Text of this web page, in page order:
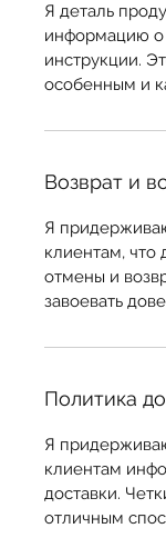
Я деталь
информацию о
инструкции.
особенным и
Возврат и
Я
клиентам, что
отмены и
завоевать
Политика
Я
клиентам
доставки.
отличным